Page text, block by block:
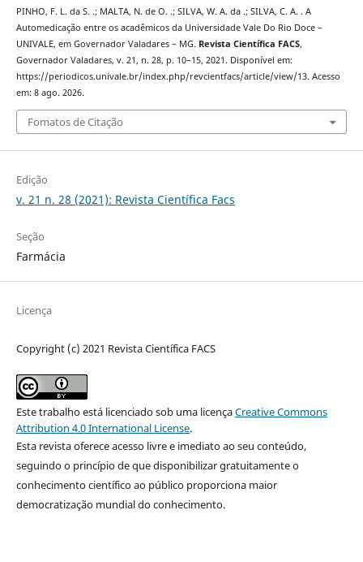
PINHO, F. L. da S. .; MALTA, N. de O. .; SILVA, W. A. da .; SILVA, C. A. . A
Automedicação entre os acadêmicos da Universidade Vale Do Rio Doce –
UNIVALE, em Governador Valadares – MG. Revista Científica FACS,
Governador Valadares, v. 21, n. 28, p. 10–15, 2021. Disponível em:
https://periodicos.univale.br/index.php/revcientfacs/article/view/13. Acesso
em: 8 ago. 2026.
Fomatos de Citação
Edição
v. 21 n. 28 (2021): Revista Científica Facs
Seção
Farmácia
Licença
Copyright (c) 2021 Revista Científica FACS
Este trabalho está licenciado sob uma licençaCreative Commons
Attribution 4.0 International License.
Esta revista oferece acesso livre e imediato ao seu conteúdo,
seguindo o princípio de que disponibilizar gratuitamente o
conhecimento científico ao público proporciona maior
democratização mundial do conhecimento.